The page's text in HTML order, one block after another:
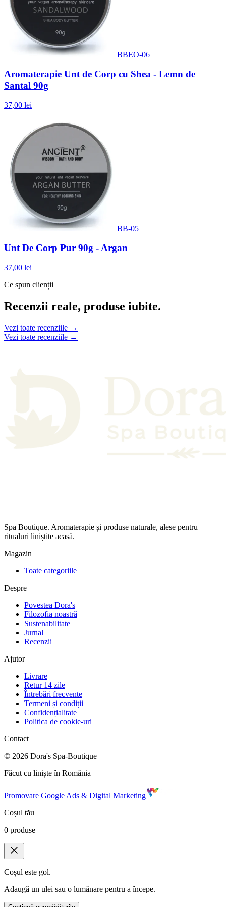
BBEO-06
Aromaterapie Unt de Corp cu Shea - Lemn de
Santal 90g
37,00 lei
BB-05
Unt De Corp Pur 90g - Argan
37,00 lei
Ce spun clienții
Recenzii reale, produse iubite.
Vezi toate recenziile →
Vezi toate recenziile →
Spa Boutique. Aromaterapie și produse naturale, alese pentru
ritualuri liniștite acasă.
Magazin
Toate categoriile
Despre
Povestea Dora's
Filozofia noastră
Sustenabilitate
Jurnal
Recenzii
Ajutor
Livrare
Retur 14 zile
Întrebări frecvente
Termeni și condiții
Confidențialitate
Politica de cookie-uri
Contact
© 2026 Dora's Spa-Boutique
Făcut cu liniște în România
Promovare Google Ads & Digital Marketing
Coșul tău
0 produse
Coșul este gol.
Adaugă un ulei sau o lumânare pentru a începe.